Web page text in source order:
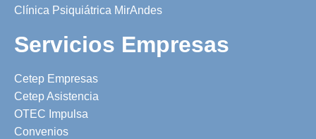
Clínica Psiquiátrica MirAndes
Servicios Empresas
Cetep Empresas
Cetep Asistencia
OTEC Impulsa
Convenios